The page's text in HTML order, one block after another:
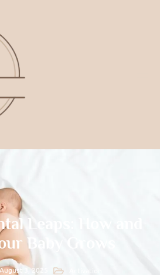
Leaps: How and
Baby Grows
3, 2025